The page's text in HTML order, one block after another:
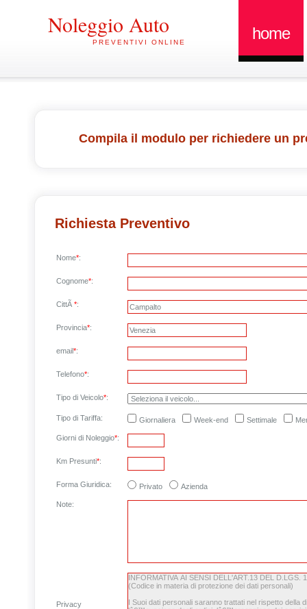
Noleggio Auto
PREVENTIVI ONLINE home
Compila il modulo per richiedere un
Richiesta Preventivo
Nome*:
Cognome*:
CittÃ *:
Provincia*:
email*:
Telefono*:
Tipo di Veicolo*:
Tipo di Tariffa: Giornaliera Week-end Settimale
Giorni di Noleggio*:
Km Presunti*:
Forma Giuridica: Privato Azienda
Note:
Privacy